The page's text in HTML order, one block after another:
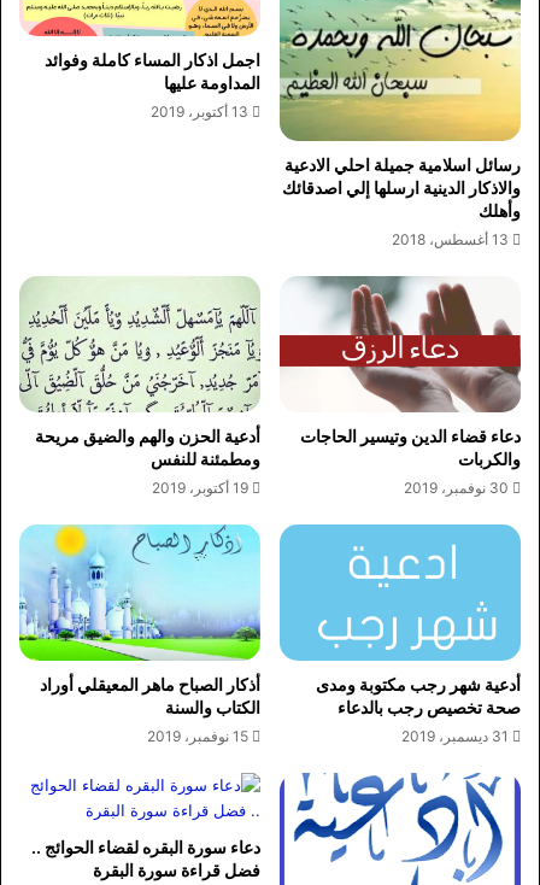
رسائل اسلامية جميلة احلي الادعية
والاذكار الدينية ارسلها إلي اصدقائك
وأهلك
13 أغسطس، 2018
اجمل اذكار المساء كاملة وفوائد
المداومة عليها
13 أكتوبر، 2019
دعاء قضاء الدين وتيسير الحاجات
والكربات
30 نوفمبر، 2019
أدعية الحزن والهم والضيق مريحة
ومطمئنة للنفس
19 أكتوبر، 2019
أدعية شهر رجب مكتوبة ومدى
صحة تخصيص رجب بالدعاء
31 ديسمبر، 2019
أذكار الصباح ماهر المعيقلي أوراد
الكتاب والسنة
15 نوفمبر، 2019
دعاء سورة البقره لقضاء الحوائج ..
فضل قراءة سورة البقرة